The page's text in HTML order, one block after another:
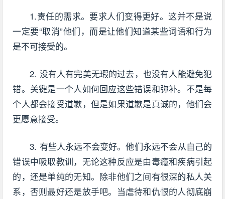
1.责任的需求。要求人们变得更好。这并不是说
一定要“取消”他们，而是让他们知道某些词语和行为
是不可接受的。
2. 没有人有完美无瑕的过去，也没有人能避免犯
错。关键是一个人如何回应这些错误和弥补。不是每
个人都会接受道歉，但是如果道歉是真诚的，他们会
更愿意接受。
3. 有些人永远不会变好。他们永远不会从自己的
错误中吸取教训，无论这种反应是由毒瘾和疾病引起
的，还是单纯的无知。除非他们之间有很深的私人关
系，否则最好还是放手吧。当虐待和仇恨的人彻底崩